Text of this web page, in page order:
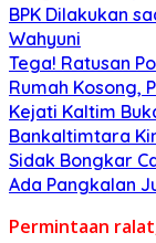
BPK Dilakukan
Wahyuni
Tega! Ratusan
Rumah Kosong,
Kejati Kaltim
Bankaltimtara
Sidak Bongkar
Ada Pangkalan
Permintaan